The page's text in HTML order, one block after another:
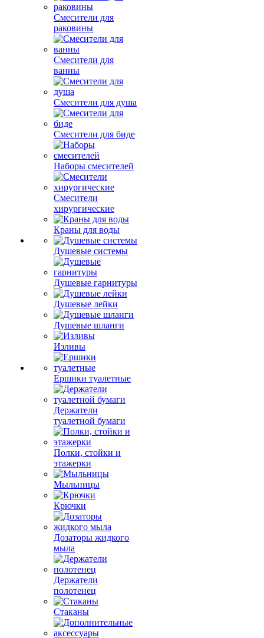
Смесители для
раковины
Смесители для
ванны
Смесители для душа
Смесители для биде
Наборы смесителей
Смесители
хирургические
Краны для воды
Душевые системы
Душевые гарнитуры
Душевые лейки
Душевые шланги
Изливы
Ершики туалетные
Держатели
туалетной бумаги
Полки, стойки и
этажерки
Мыльницы
Крючки
Дозаторы жидкого
мыла
Держатели
полотенец
Стаканы